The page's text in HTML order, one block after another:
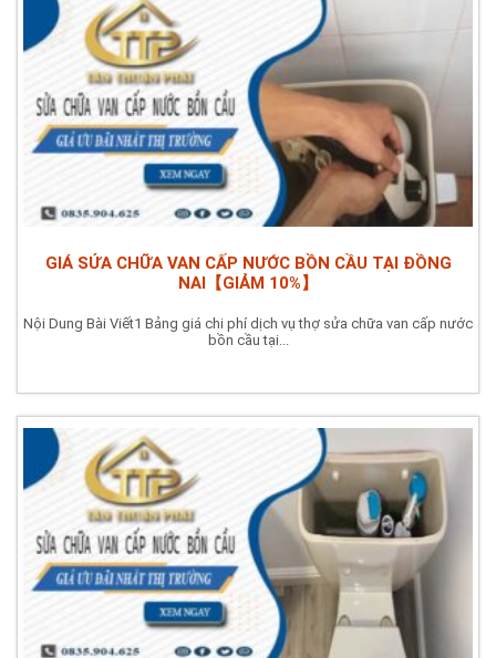
GIÁ SỬA CHỮA VAN CẤP NƯỚC BỒN CẦU TẠI ĐỒNG
NAI【GIẢM 10%】
Nội Dung Bài Viết1 Bảng giá chi phí dịch vụ thợ sửa chữa van cấp nước
bồn cầu tại...